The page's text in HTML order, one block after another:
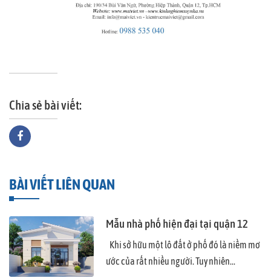
Chia sẻ bài viết:
BÀI VIẾT LIÊN QUAN
Mẫu nhà phố hiện đại tại quận 12
Khi sở hữu một lô đất ở phố đó là niềm mơ
ước của rất nhiều người. Tuy nhiên...